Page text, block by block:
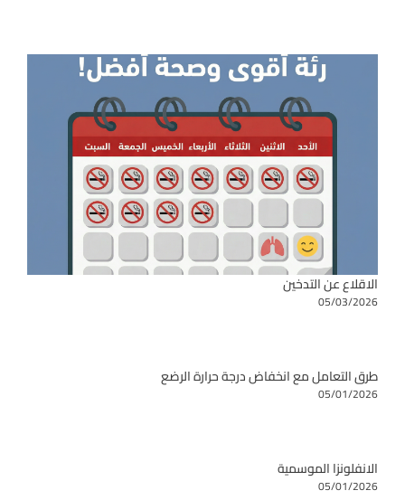
الاقلاع عن التدخين
05/03/2026
طرق التعامل مع انخفاض درجة حرارة الرضع
05/01/2026
الانفلونزا الموسمية
05/01/2026